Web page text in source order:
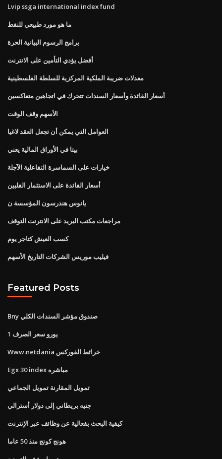
Lvip ssga international index fund
ما هو مورد طبيعي للنفط
برامج الرسوم البيانية الحرة
أفضل يؤدي التأمين على الانترنت
معدلات ضريبة الملكية المركزية للسلطة الفلسطينية
أسعار الفائدة وأسعار السندات تتحرك في اتجاهين متعاكسين
الأسهم وقف الوقت
العوامل التي يمكن أن تجعل العقد لاغيا
بيتا في الأوراق المالية يعني
خيارات على السماسرة التفاعلية الآجلة
أسعار الفائدة على الاستثمار الفلبين
يانوس هندرسون المؤسسة ن
مراجعات مكتب البريد على الانترنت التوقف
كسب العيش كتاجر يوم
فيليب موريس الشركات التاريخ الأسهم
Featured Posts
Bny صندوق مؤشر السندات الكلي
1 يورو سعر الصرف
Www.netdania خرائط الفوركس
Egx 30 index مباشره
تمويل المقارنة تمويل الجماعي
جنيه بريطاني إلى دولار أسترالي
كيفية البحث بفعالية عن وظائف عبر الإنترنت
هونج كونج منذ 50 عاما